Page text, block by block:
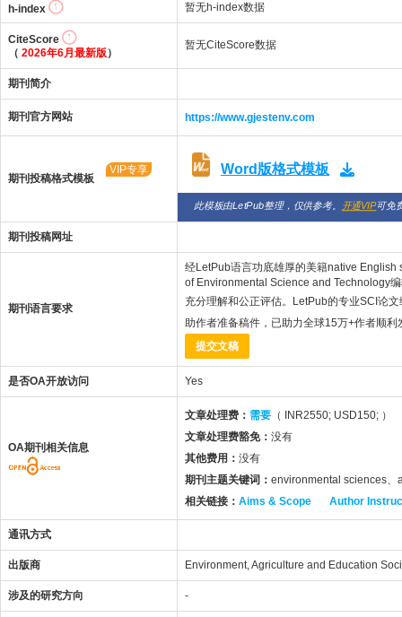
h-index 暂无h-index数据
CiteScore
（ 2026年6月最新版）
暂无CiteScore数据
期刊简介
期刊官方网站 https://www.gjestenv.com
期刊投稿格式模板
VIP专享 Word版格式模板
此模板由LetPub整理，仅供参考。 开通VIP可免
期刊投稿网址
期刊语言要求
经LetPub语言功底雄厚的美籍native
of Environmental Science and Technology
充分理解和公正评估。LetPub的专业SCI论
助作者准备稿件，已助力全球15万+作者顺
提交文稿
是否OA开放访问 Yes
OA期刊相关信息
文章处理费： 需要 （ INR2550; USD150; ）
文章处理费豁免： 没有
其他费用： 没有
期刊主题关键词： environmental sciences
相关链接： Aims & Scope Author
通讯方式
出版商 Environment, Agriculture and Education
涉及的研究方向 -